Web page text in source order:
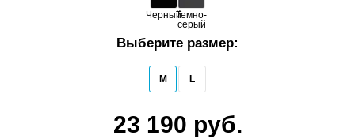
ЧерныйТемно-
серый
Выберите размер:
M L
23 190 руб.